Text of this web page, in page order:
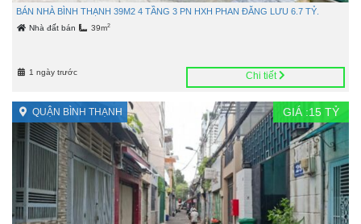
BÁN NHÀ BÌNH THẠNH 39M2 4 TẦNG 3 PN HXH PHAN ĐĂNG LƯU 6.7 TỶ.
Nhà đất bán 39m2
1 ngày trước Chi tiết
QUẬN BÌNH THẠNH GIÁ :15 TỶ